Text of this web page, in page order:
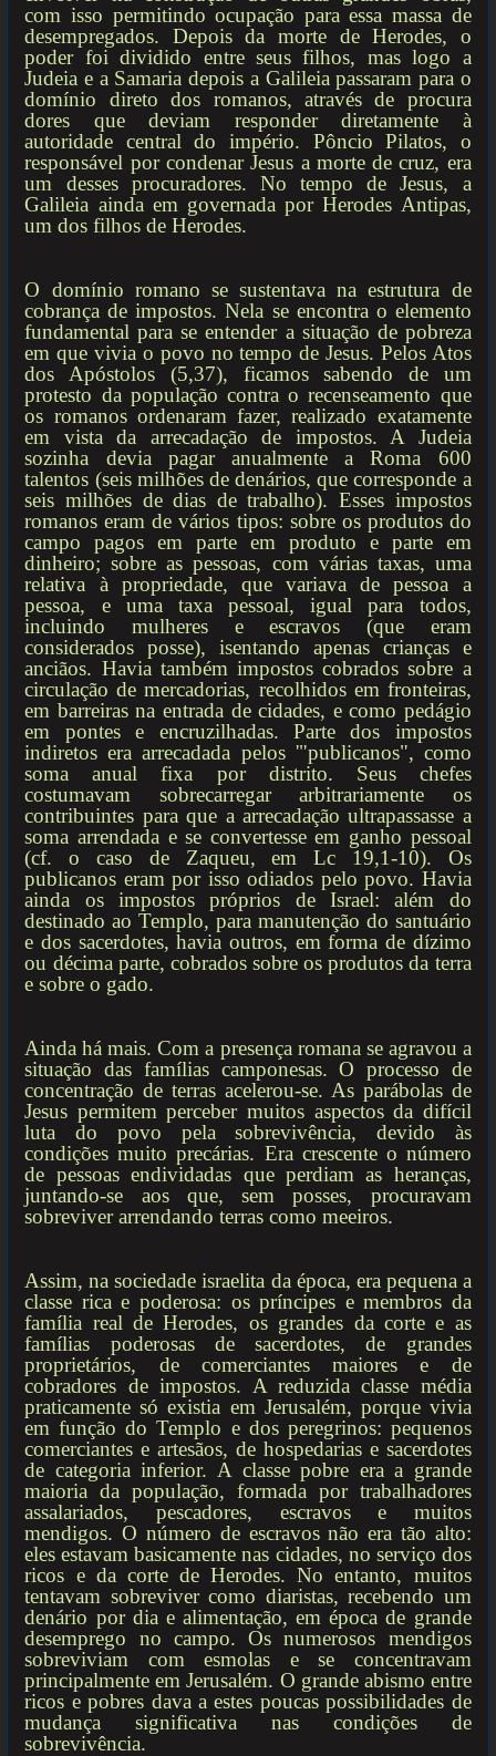
com isso permitindo ocupação para essa massa de
desempregados. Depois da morte de Herodes, o
poder foi dividido entre seus filhos, mas logo a
Judeia e a Samaria depois a Galileia passaram para o
domínio direto dos romanos, através de procura
dores que deviam responder diretamente à
autoridade central do império. Pôncio Pilatos, o
responsável por condenar Jesus a morte de cruz, era
um desses procuradores. No tempo de Jesus, a
Galileia ainda em governada por Herodes Antipas,
um dos filhos de Herodes.
O domínio romano se sustentava na estrutura de
cobrança de impostos. Nela se encontra o elemento
fundamental para se entender a situação de pobreza
em que vivia o povo no tempo de Jesus. Pelos Atos
dos Apóstolos (5,37), ficamos sabendo de um
protesto da população contra o recenseamento que
os romanos ordenaram fazer, realizado exatamente
em vista da arrecadação de impostos. A Judeia
sozinha devia pagar anualmente a Roma 600
talentos (seis milhões de denários, que corresponde a
seis milhões de dias de trabalho). Esses impostos
romanos eram de vários tipos: sobre os produtos do
campo pagos em parte em produto e parte em
dinheiro; sobre as pessoas, com várias taxas, uma
relativa à propriedade, que variava de pessoa a
pessoa, e uma taxa pessoal, igual para todos,
incluindo mulheres e escravos (que eram
considerados posse), isentando apenas crianças e
anciãos. Havia também impostos cobrados sobre a
circulação de mercadorias, recolhidos em fronteiras,
em barreiras na entrada de cidades, e como pedágio
em pontes e encruzilhadas. Parte dos impostos
indiretos era arrecadada pelos '"publicanos", como
soma anual fixa por distrito. Seus chefes
costumavam sobrecarregar arbitrariamente os
contribuintes para que a arrecadação ultrapassasse a
soma arrendada e se convertesse em ganho pessoal
(cf. o caso de Zaqueu, em Lc 19,1-10). Os
publicanos eram por isso odiados pelo povo. Havia
ainda os impostos próprios de Israel: além do
destinado ao Templo, para manutenção do santuário
e dos sacerdotes, havia outros, em forma de dízimo
ou décima parte, cobrados sobre os produtos da terra
e sobre o gado.
Ainda há mais. Com a presença romana se agravou a
situação das famílias camponesas. O processo de
concentração de terras acelerou-se. As parábolas de
Jesus permitem perceber muitos aspectos da difícil
luta do povo pela sobrevivência, devido às
condições muito precárias. Era crescente o número
de pessoas endividadas que perdiam as heranças,
juntando-se aos que, sem posses, procuravam
sobreviver arrendando terras como meeiros.
Assim, na sociedade israelita da época, era pequena a
classe rica e poderosa: os príncipes e membros da
família real de Herodes, os grandes da corte e as
famílias poderosas de sacerdotes, de grandes
proprietários, de comerciantes maiores e de
cobradores de impostos. A reduzida classe média
praticamente só existia em Jerusalém, porque vivia
em função do Templo e dos peregrinos: pequenos
comerciantes e artesãos, de hospedarias e sacerdotes
de categoria inferior. A classe pobre era a grande
maioria da população, formada por trabalhadores
assalariados, pescadores, escravos e muitos
mendigos. O número de escravos não era tão alto:
eles estavam basicamente nas cidades, no serviço dos
ricos e da corte de Herodes. No entanto, muitos
tentavam sobreviver como diaristas, recebendo um
denário por dia e alimentação, em época de grande
desemprego no campo. Os numerosos mendigos
sobreviviam com esmolas e se concentravam
principalmente em Jerusalém. O grande abismo entre
ricos e pobres dava a estes poucas possibilidades de
mudança significativa nas condições de
sobrevivência.